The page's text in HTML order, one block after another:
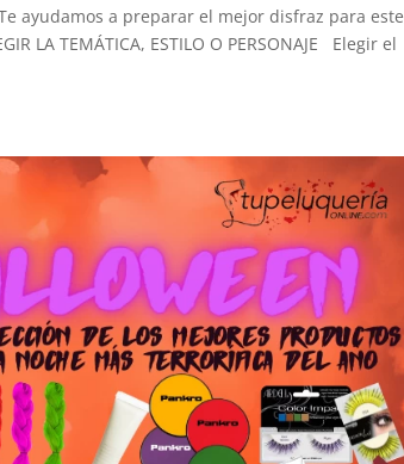
ayudamos a preparar el mejor disfraz para este
LA TEMÁTICA, ESTILO O PERSONAJE Elegir el